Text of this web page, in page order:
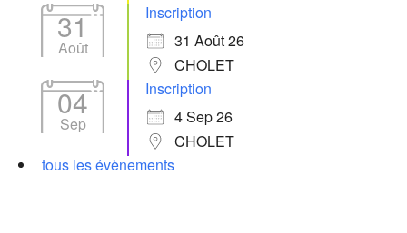
31
Août
Inscription
31 Août 26
CHOLET
04
Sep
Inscription
4 Sep 26
CHOLET
tous les évènements